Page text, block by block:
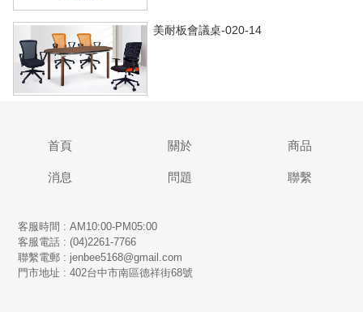
美耐板會議桌-020-14
首頁 關於 商品
消息 問題 聯繫
客服時間 : AM10:00-PM05:00
客服電話 : (04)2261-7766
​聯繫電郵 : jenbee5168@gmail.com
門市地址 : 402台中市南區德祥街68號